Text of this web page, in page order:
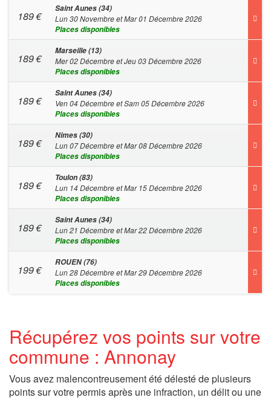
189€
Saint Aunes (34)
Lun 30 Novembre et Mar 01 Décembre 2026
Places disponibles
189€
Marseille (13)
Mer 02 Décembre et Jeu 03 Décembre 2026
Places disponibles
189€
Saint Aunes (34)
Ven 04 Décembre et Sam 05 Décembre 2026
Places disponibles
189€
Nimes (30)
Lun 07 Décembre et Mar 08 Décembre 2026
Places disponibles
189€
Toulon (83)
Lun 14 Décembre et Mar 15 Décembre 2026
Places disponibles
189€
Saint Aunes (34)
Lun 21 Décembre et Mar 22 Décembre 2026
Places disponibles
199€
ROUEN (76)
Lun 28 Décembre et Mar 29 Décembre 2026
Places disponibles
Récupérez vos points sur votre
commune : Annonay
Vous avez malencontreusement été délesté de plusieurs
points sur votre permis après une infraction, un délit ou une